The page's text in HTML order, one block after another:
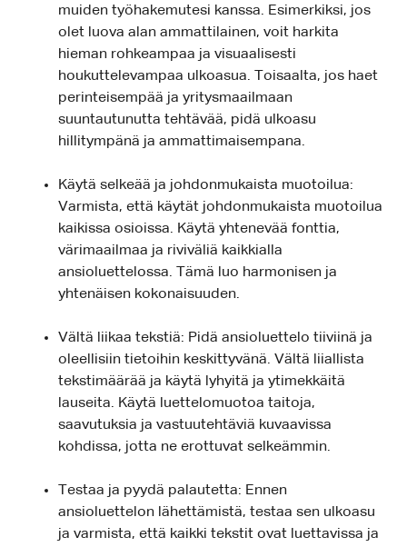
muiden työhakemutesi kanssa. Esimerkiksi, jos
olet luova alan ammattilainen, voit harkita
hieman rohkeampaa ja visuaalisesti
houkuttelevampaa ulkoasua. Toisaalta, jos haet
perinteisempää ja yritysmaailmaan
suuntautunutta tehtävää, pidä ulkoasu
hillitympänä ja ammattimaisempana.
Käytä selkeää ja johdonmukaista muotoilua:
Varmista, että käytät johdonmukaista muotoilua
kaikissa osioissa. Käytä yhtenevää fonttia,
värimaailmaa ja riviväliä kaikkialla
ansioluettelossa. Tämä luo harmonisen ja
yhtenäisen kokonaisuuden.
Vältä liikaa tekstiä: Pidä ansioluettelo tiiviinä ja
oleellisiin tietoihin keskittyvänä. Vältä liiallista
tekstimäärää ja käytä lyhyitä ja ytimekkäitä
lauseita. Käytä luettelomuotoa taitoja,
saavutuksia ja vastuutehtäviä kuvaavissa
kohdissa, jotta ne erottuvat selkeämmin.
Testaa ja pyydä palautetta: Ennen
ansioluettelon lähettämistä, testaa sen ulkoasu
ja varmista, että kaikki tekstit ovat luettavissa ja